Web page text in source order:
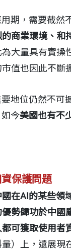
期，需要截然
商業環境、
大量具有實
值也因此不斷
地位仍然不可
今美國也有不
保護問題
在AI的某些
勢歸功於中國
可獲取使用者
）上，還展